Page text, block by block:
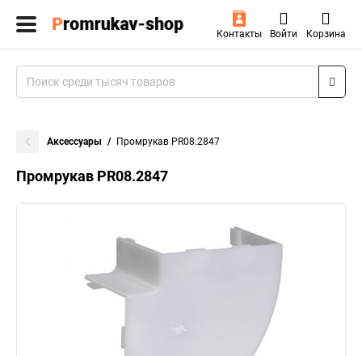
Контакты Войти Корзина
Аксессуары Промрукав PR08.2847
Промрукав PR08.2847